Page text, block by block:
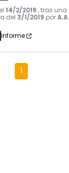
14/2/2019 , tras una
del 3/1/2019 porA.A.
Informe
1